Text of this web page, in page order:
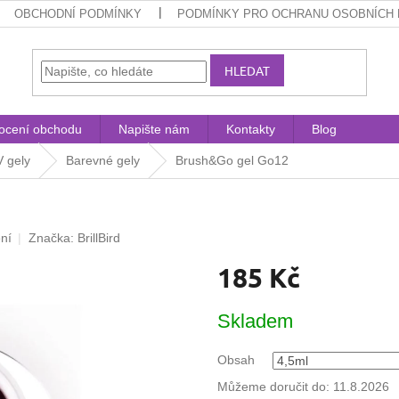
OBCHODNÍ PODMÍNKY PODMÍNKY PRO OCHRANU OSOBNÍCH
HLEDAT
obchodu Napište nám Kontakty Blog
gely Barevné gely Brush&Go gel Go12
Značka: BrillBird
185 Kč
cena:
Skladem
Obsah
Můžeme doručit do: 11.8.2026